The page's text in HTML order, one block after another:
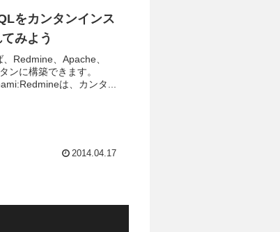
をカンタンインス
みよう
Redmine、Apache、
ンに構築できます。
は、カンタ...
2014.04.17